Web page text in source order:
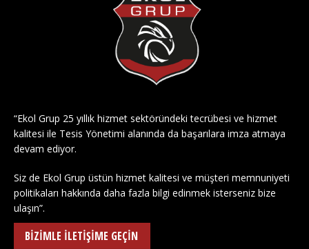
“Ekol Grup 25 yıllık hizmet sektöründeki tecrübesi ve hizmet
kalitesi ile Tesis Yönetimi alanında da başarılara imza atmaya
devam ediyor.
Siz de Ekol Grup üstün hizmet kalitesi ve müşteri memnuniyeti
politikaları hakkında daha fazla bilgi edinmek isterseniz bize
ulaşın”.
BİZİMLE İLETİŞİME GEÇİN